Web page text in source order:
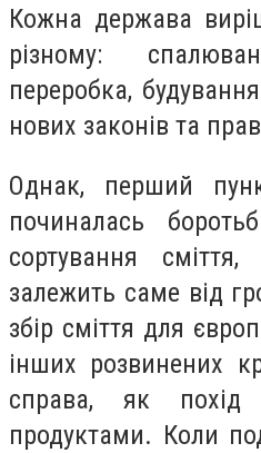
Кожна держава
різному:
переробка,
нових законів та
Однак, перший
починалась
сортування
залежить саме від
збір сміття для
інших розвинених
справа, як
продуктами. Коли